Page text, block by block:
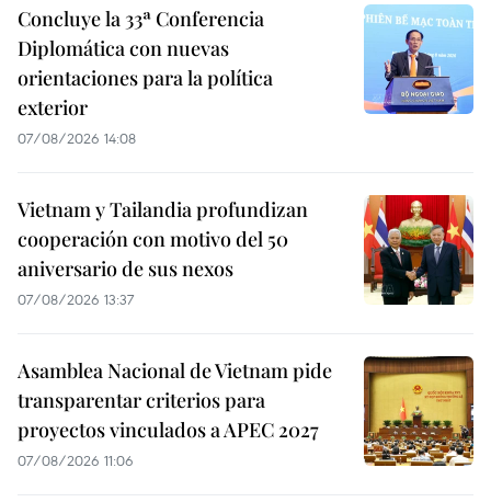
Concluye la 33ª Conferencia
Diplomática con nuevas
orientaciones para la política
exterior
07/08/2026 14:08
Vietnam y Tailandia profundizan
cooperación con motivo del 50
aniversario de sus nexos
07/08/2026 13:37
Asamblea Nacional de Vietnam pide
transparentar criterios para
proyectos vinculados a APEC 2027
07/08/2026 11:06